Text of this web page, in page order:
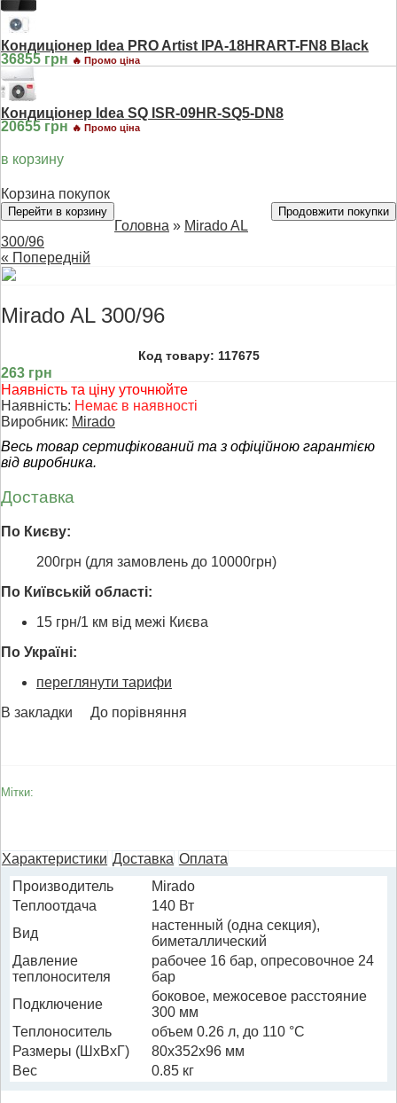
Кондиціонер Idea PRO Artist IPA-18HRART-FN8 Black
36855 грн 🔥 Промо ціна
Кондиціонер Idea SQ ISR-09HR-SQ5-DN8
20655 грн 🔥 Промо ціна
в корзину
Корзина покупок
Перейти в корзину Продовжити покупки
Головна » Mirado AL
300/96
« Попередній
Mirado AL 300/96
Код товару: 117675
263 грн
Наявність та ціну уточнюйте
Наявність: Немає в наявності
Виробник: Mirado
Весь товар сертифікований та з офіційною гарантією
від виробника.
Доставка
По Києву:
200грн (для замовлень до 10000грн)
По Київській області:
15 грн/1 км від межі Києва
По Україні:
переглянути тарифи
В закладки
До порівняння
Мітки:
Характеристики Доставка Оплата
Производитель
Mirado
Теплоотдача
140 Вт
Вид
настенный (одна секция),
биметаллический
Давление
теплоносителя
рабочее 16 бар, опресовочное 24
бар
Подключение
боковое, межосевое расстояние
300 мм
Теплоноситель
объем 0.26 л, до 110 °C
Размеры (ШхВхГ)
80x352x96 мм
Вес
0.85 кг